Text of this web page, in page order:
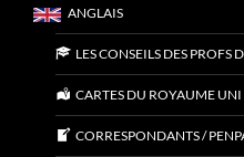
ANGLAIS
LES CONSEILS DES PROFS
CARTES DU ROYAUME UNI
CORRESPONDANTS /